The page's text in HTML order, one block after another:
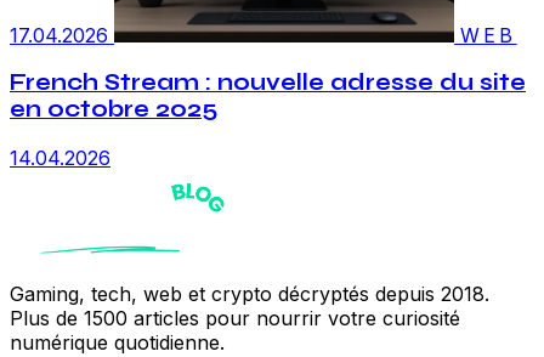
17.04.2026 WEB
French Stream : nouvelle adresse du site
en octobre 2025
14.04.2026
Gaming, tech, web et crypto décryptés depuis 2018.
Plus de 1500 articles pour nourrir votre curiosité
numérique quotidienne.